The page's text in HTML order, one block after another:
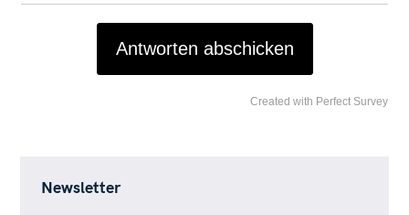
Antworten abschicken
Created with Perfect Survey
Newsletter